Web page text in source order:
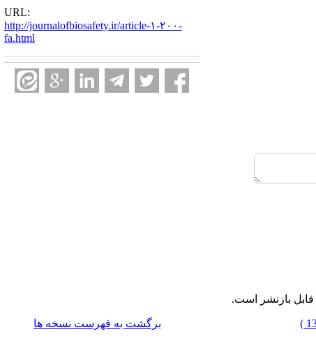
URL:
http://journalofbiosafety.ir/article-۱-۲۰۰-
fa.html
قابل بازنشر است.
برگشت به فهرست نسخه ها